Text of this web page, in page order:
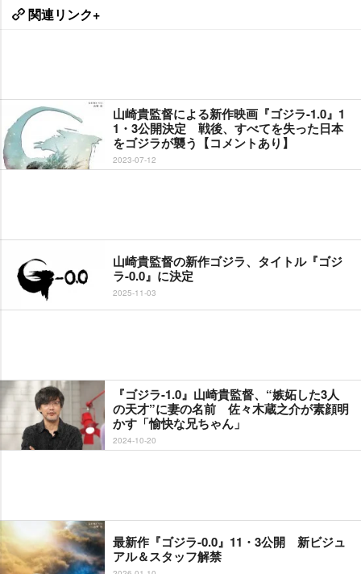
関連リンク+
山崎貴監督による新作映画『ゴジラ-1.0』1
1・3公開決定 戦後、すべてを失った日本
をゴジラが襲う【コメントあり】
2023-07-12
山崎貴監督の新作ゴジラ、タイトル『ゴジ
ラ-0.0』に決定
2025-11-03
『ゴジラ-1.0』山崎貴監督、“嫉妬した3人
の天才”に妻の名前 佐々木蔵之介が素顔明
かす「愉快な兄ちゃん」
2024-10-20
最新作『ゴジラ-0.0』11・3公開 新ビジュ
アル＆スタッフ解禁